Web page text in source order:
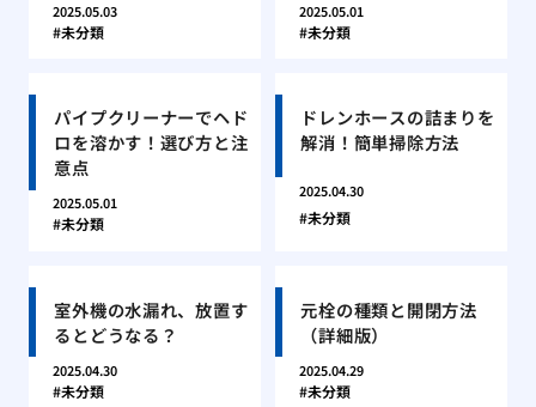
2025.05.03
未分類
2025.05.01
未分類
パイプクリーナーでヘド
ロを溶かす！選び方と注
意点
2025.05.01
未分類
ドレンホースの詰まりを
解消！簡単掃除方法
2025.04.30
未分類
室外機の水漏れ、放置す
るとどうなる？
2025.04.30
未分類
元栓の種類と開閉方法
（詳細版）
2025.04.29
未分類